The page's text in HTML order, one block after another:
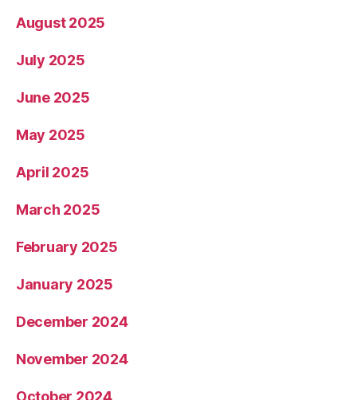
August 2025
July 2025
June 2025
May 2025
April 2025
March 2025
February 2025
January 2025
December 2024
November 2024
October 2024